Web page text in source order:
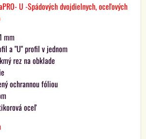
U -Spádových dvojdielnych, oceľových
mm
a "U" profil v jednom
rez na obklade
ochrannou fóliou
oceľ